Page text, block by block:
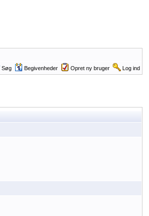
Søg Begivenheder Opret ny bruger Log ind